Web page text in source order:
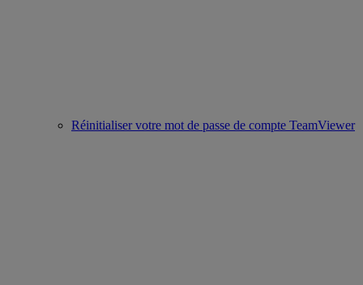
Réinitialiser votre mot de passe de compte TeamViewer